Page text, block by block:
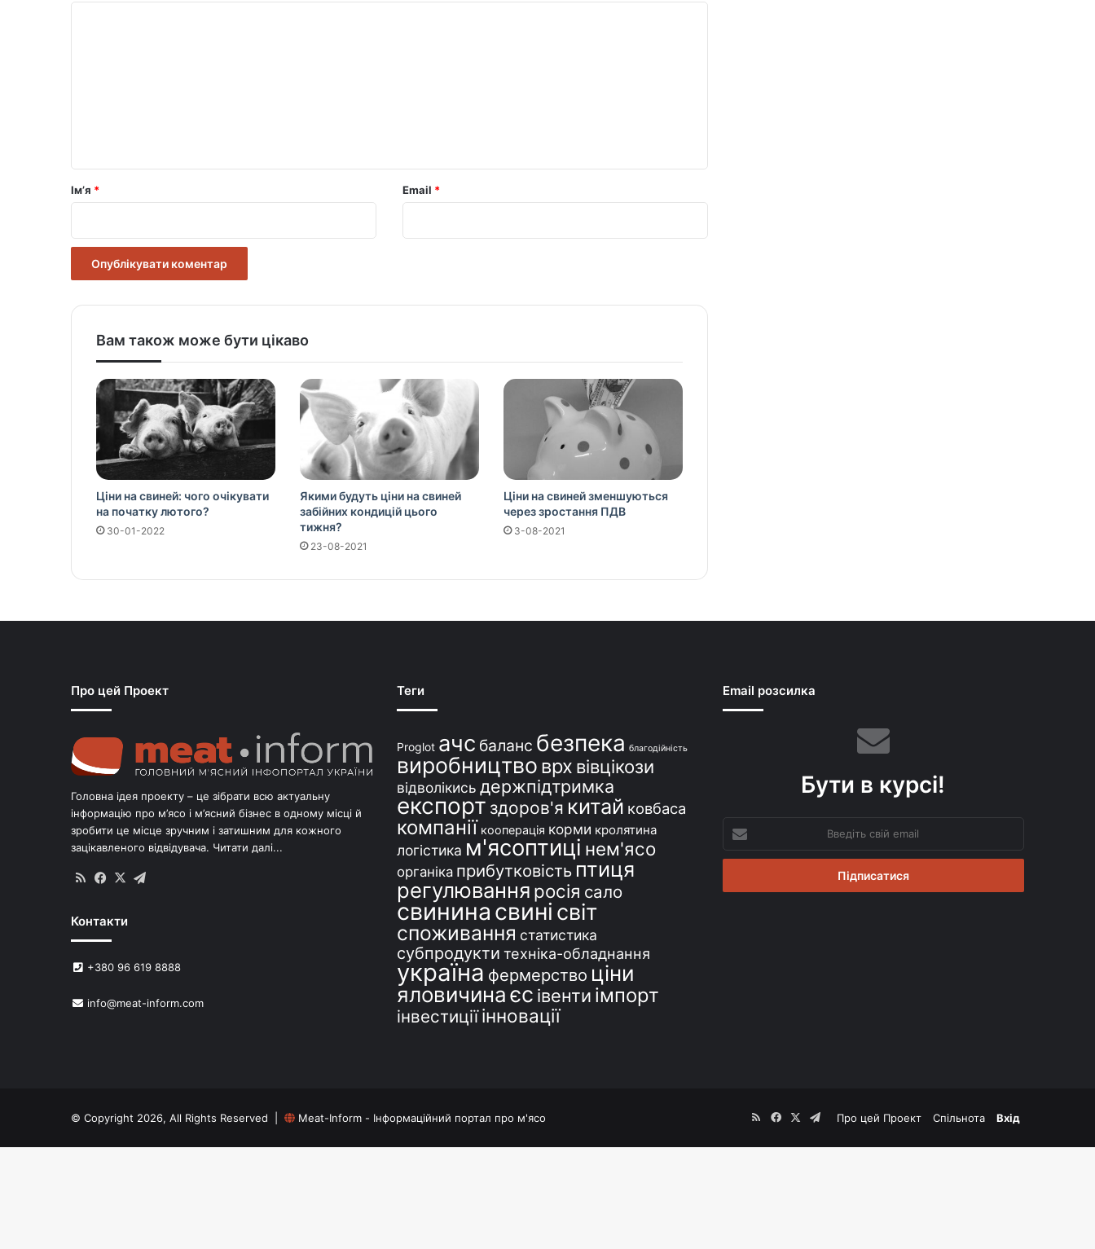
рІм’я * Email *
Вам також може бути цікаво
Ціни на свиней: чого очікувати
на початку лютого?
30-01-2022
Якими будуть ціни на свиней
забійних кондицій цього
тижня?
23-08-2021
Ціни на свиней зменшуються
через зростання ПДВ
3-08-2021
Про цей Проект
Головна ідея проекту – це зібрати всю актуальну
інформацію про м’ясо і м’ясний бізнес в одному місці й
зробити це місце зручним і затишним для кожного
зацікавленого відвідувача. Читати далі...
RSS Facebook
X
Контакти
+380 96 619 8888
info@meat-inform.com
Теги
Proglot ачс баланс безпека благодійність
виробництво врх вівцікози
відволікись держпідтримка
експорт здоров'я китай ковбаса
компанії кооперація корми кролятина
логістика м'ясоптиці нем'ясо
органіка прибутковість птиця
регулювання росія сало
свинина свині світ
споживання статистика
субпродукти техніка-обладнання
україна фермерство ціни
яловичинаєс івенти імпорт
інвестиції інновації
Email розсилка
Бути в курсі!
свій
email
© Copyright 2026, All Rights Reserved | Meat-Inform - Інформаційний портал про м'ясо Про цей Проект Спільнота Вхід
RSSFacebookTelegram